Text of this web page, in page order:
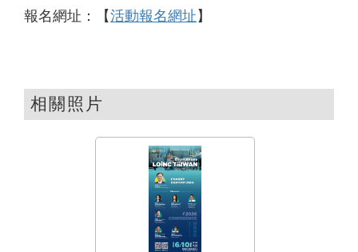
報名網址：【活動報名網址 】
相關照片